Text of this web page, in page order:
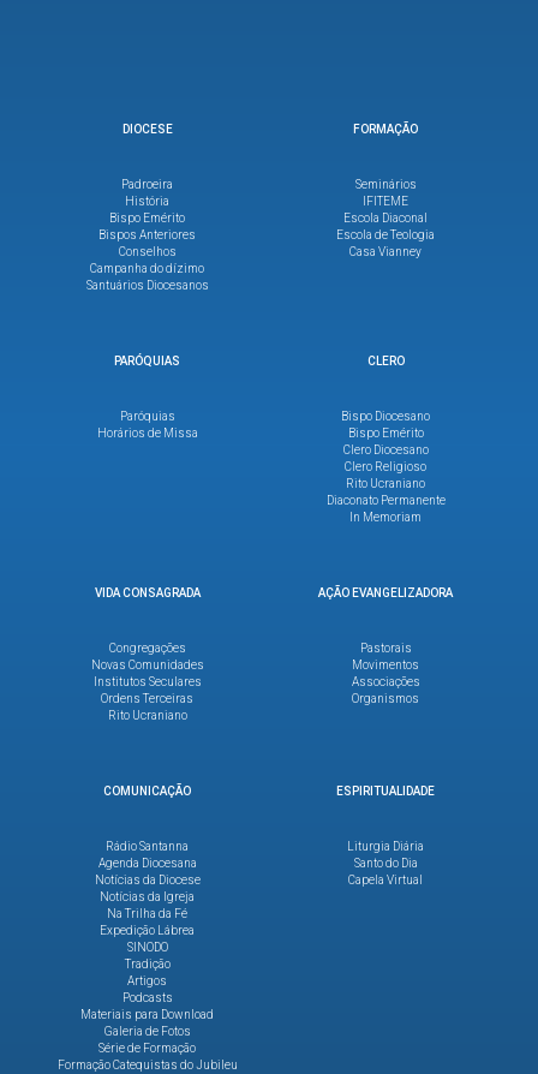
DIOCESE
Padroeira
História
Bispo Emérito
Bispos Anteriores
Conselhos
Campanha do dízimo
Santuários Diocesanos
FORMAÇÃO
Seminários
IFITEME
Escola Diaconal
Escola de Teologia
Casa Vianney
PARÓQUIAS
Paróquias
Horários de Missa
CLERO
Bispo Diocesano
Bispo Emérito
Clero Diocesano
Clero Religioso
Rito Ucraniano
Diaconato Permanente
In Memoriam
VIDA CONSAGRADA
Congregações
Novas Comunidades
Institutos Seculares
Ordens Terceiras
Rito Ucraniano
AÇÃO EVANGELIZADORA
Pastorais
Movimentos
Associações
Organismos
COMUNICAÇÃO
Rádio Santanna
Agenda Diocesana
Notícias da Diocese
Notícias da Igreja
Na Trilha da Fé
Expedição Lábrea
SINODO
Tradição
Artigos
Podcasts
Materiais para Download
Galeria de Fotos
Série de Formação
Formação Catequistas do Jubileu
ESPIRITUALIDADE
Liturgia Diária
Santo do Dia
Capela Virtual